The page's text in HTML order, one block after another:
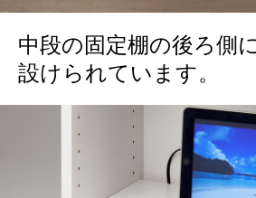
中段の固定棚の後ろ側
設けられています。